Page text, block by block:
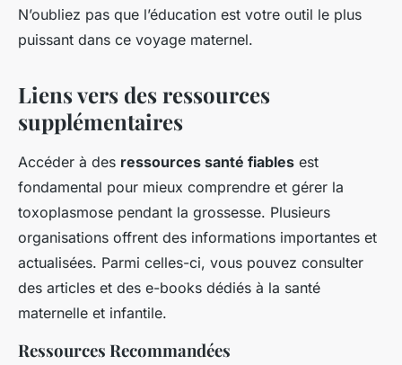
N’oubliez pas que l’éducation est votre outil le plus
puissant dans ce voyage maternel.
Liens vers des ressources
supplémentaires
Accéder à des ressources santé fiables est
fondamental pour mieux comprendre et gérer la
toxoplasmose pendant la grossesse. Plusieurs
organisations offrent des informations importantes et
actualisées. Parmi celles-ci, vous pouvez consulter
des articles et des e-books dédiés à la santé
maternelle et infantile.
Ressources Recommandées